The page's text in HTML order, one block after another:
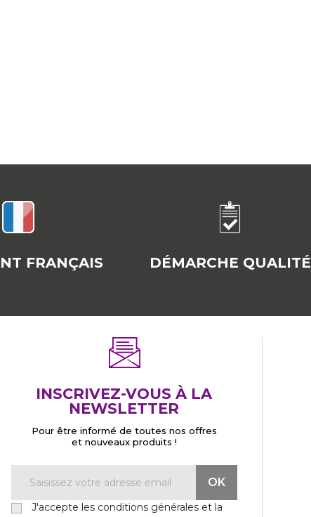
FRANÇAIS DÉMARCHE QUALITÉ
INSCRIVEZ-VOUS À LA
NEWSLETTER
Pour être informé de toutes nos offres
et nouveaux produits !
J'accepte les conditions générales et la